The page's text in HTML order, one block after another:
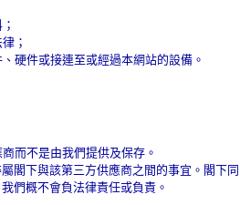
；
硬件或接連至或經過本網站的設備。
而不是由我們提供及保存。
閣下與該第三方供應商之間的事宜。閣下同
們概不會負法律責任或負責。